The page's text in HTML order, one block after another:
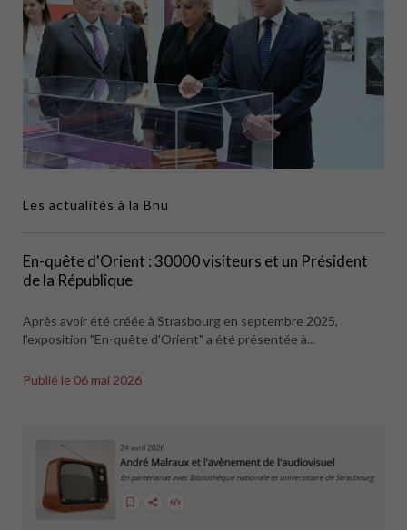
Les actualités à la Bnu
En-quête d'Orient : 30000 visiteurs et un Président
de la République
Après avoir été créée à Strasbourg en septembre 2025,
l'exposition "En-quête d'Orient" a été présentée à...
Publié le 06 mai 2026